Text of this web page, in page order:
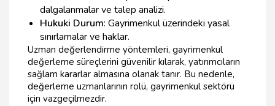
dalgalanmalar ve talep analizi.
Hukuki Durum: Gayrimenkul üzerindeki yasal
sınırlamalar ve haklar.
Uzman değerlendirme yöntemleri, gayrimenkul
değerleme süreçlerini güvenilir kılarak, yatırımcıların
sağlam kararlar almasına olanak tanır. Bu nedenle,
değerleme uzmanlarının rolü, gayrimenkul sektörü
için vazgeçilmezdir.